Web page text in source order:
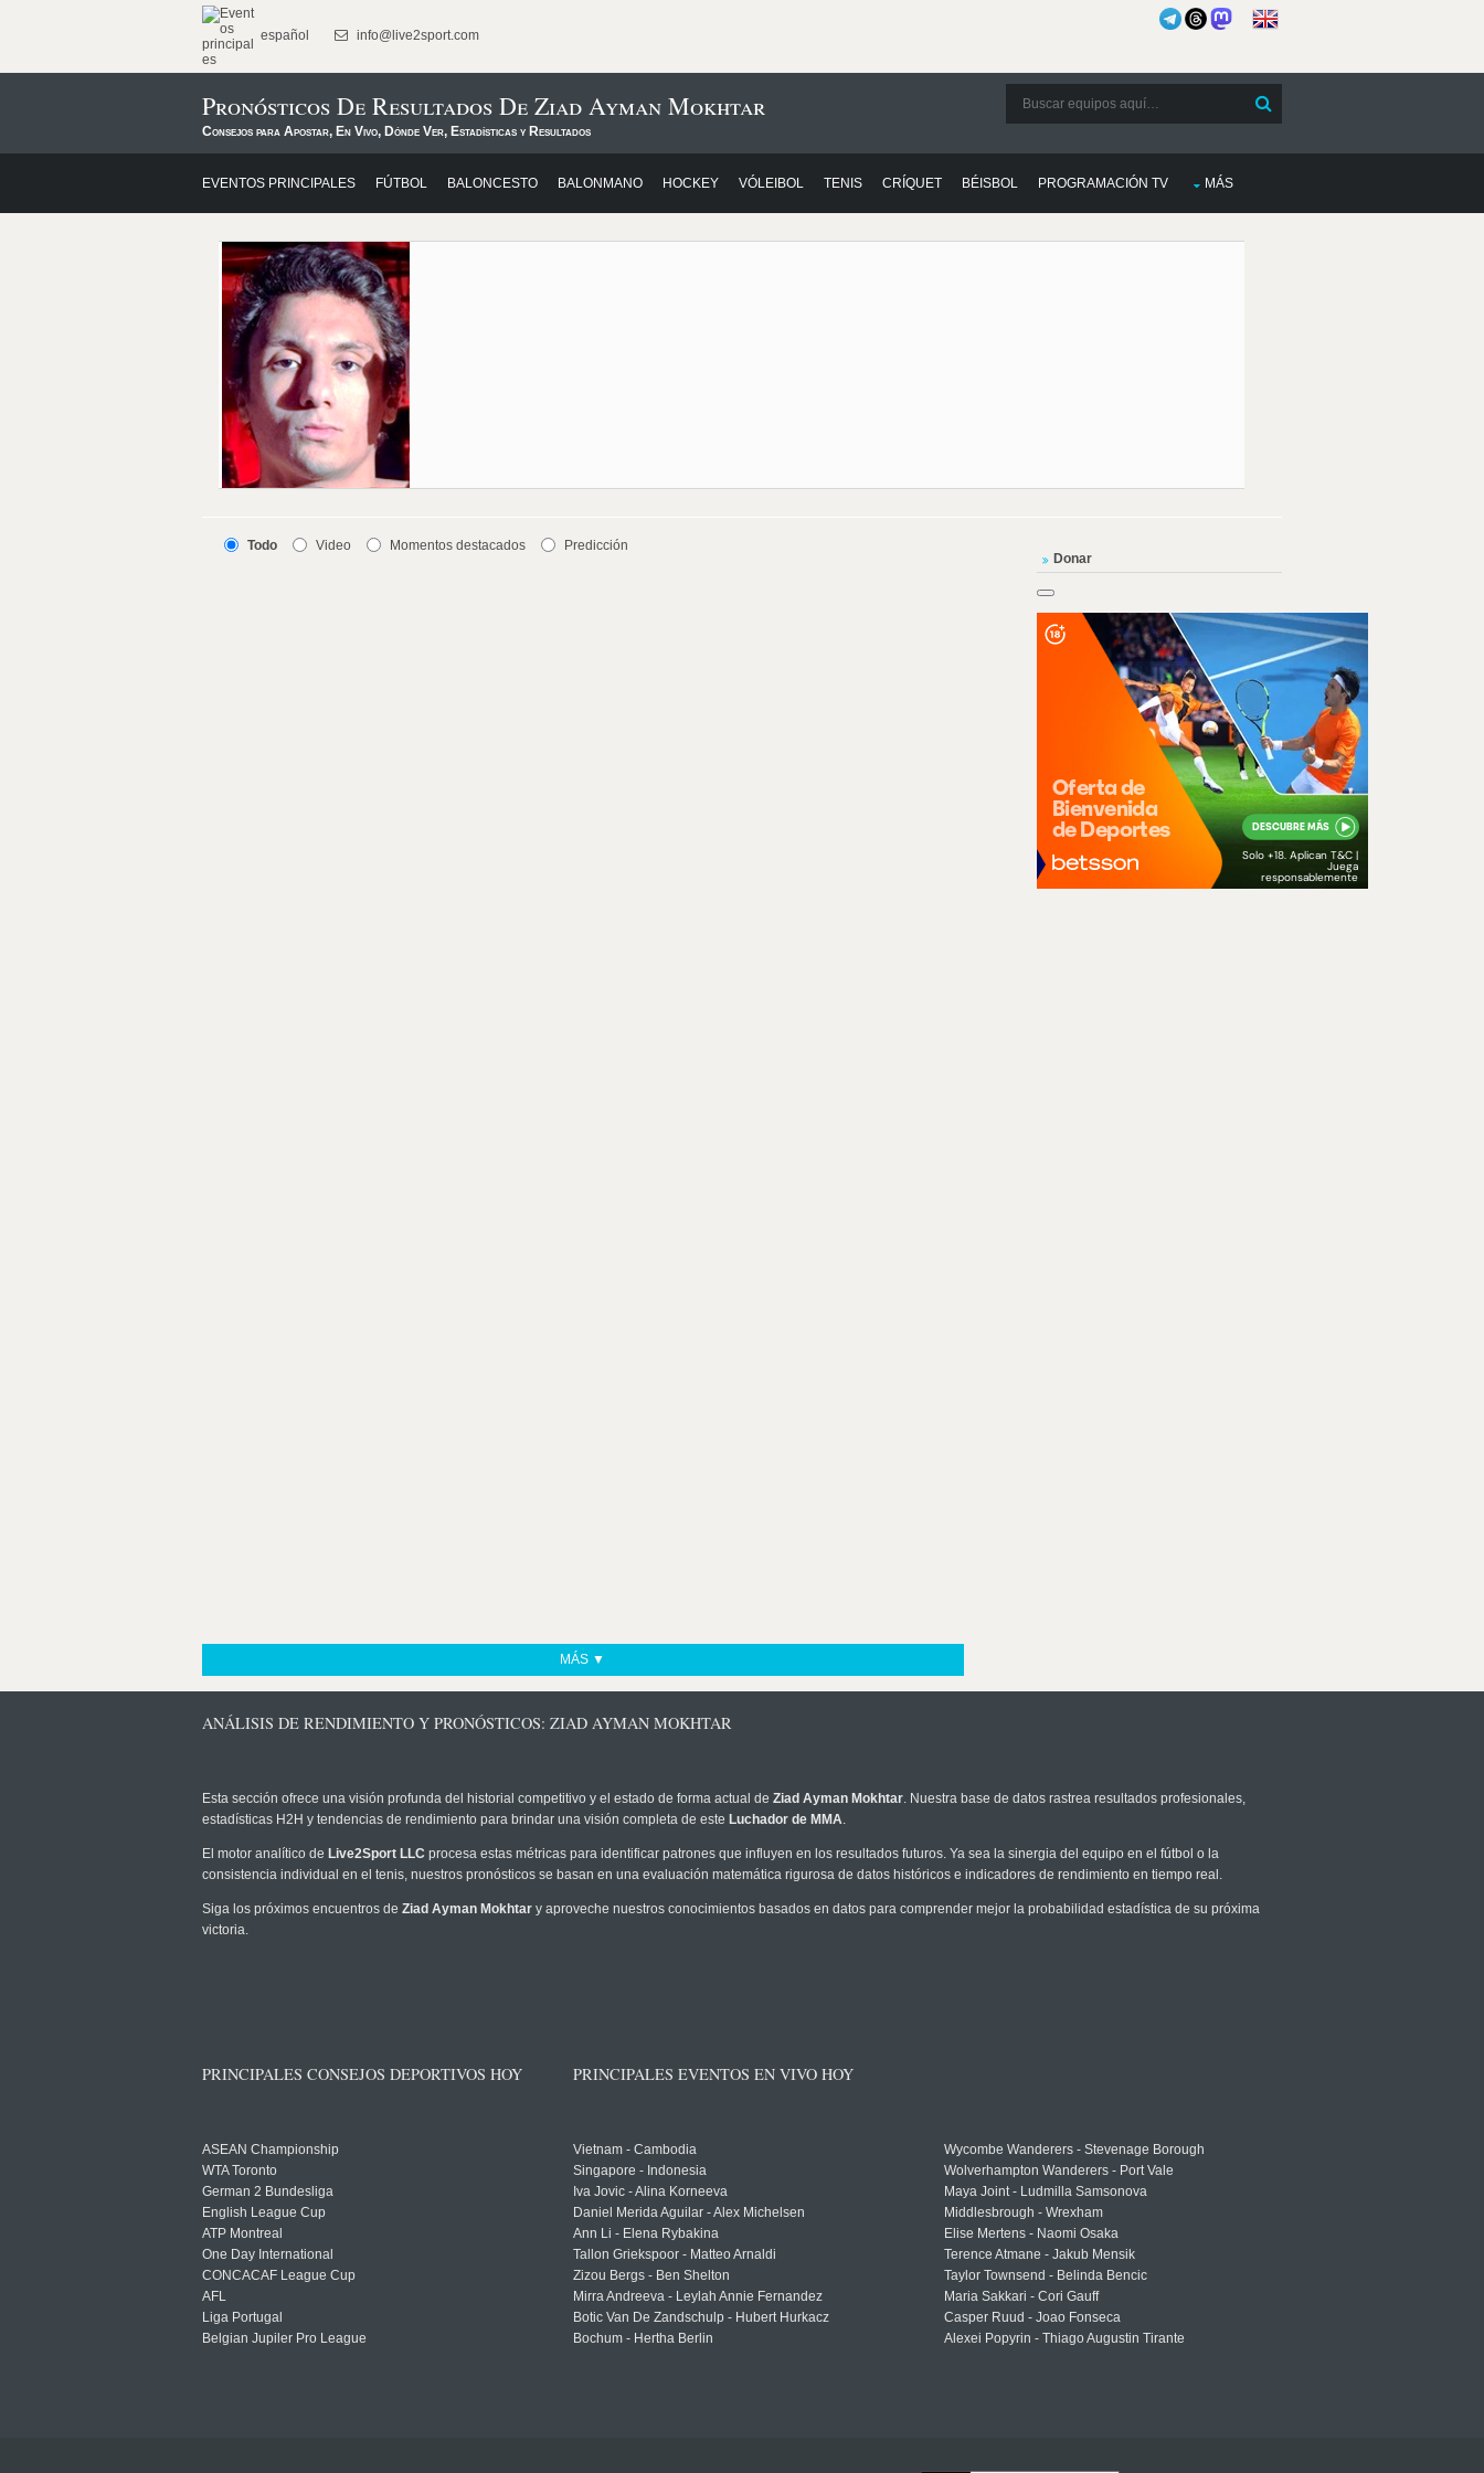
español info@live2sport.com
Pronósticos De Resultados De Ziad Ayman Mokhtar
Consejos para Apostar, En Vivo, Dónde Ver, Estadísticas y Resultados
EVENTOS PRINCIPALES FÚTBOL BALONCESTO BALONMANO HOCKEY VÓLEIBOL TENIS CRÍQUET BÉISBOL PROGRAMACIÓN TV MÁS
Todo Video Momentos destacados Predicción
MÁS ▼
Donar
ANÁLISIS DE RENDIMIENTO Y PRONÓSTICOS: ZIAD AYMAN MOKHTAR
Esta sección ofrece una visión profunda del historial competitivo y el estado de forma actual de Ziad Ayman Mokhtar. Nuestra base de datos rastrea resultados profesionales,
estadísticas H2H y tendencias de rendimiento para brindar una visión completa de este Luchador de MMA.
El motor analítico de Live2Sport LLC procesa estas métricas para identificar patrones que influyen en los resultados futuros. Ya sea la sinergia del equipo en el fútbol o la
consistencia individual en el tenis, nuestros pronósticos se basan en una evaluación matemática rigurosa de datos históricos e indicadores de rendimiento en tiempo real.
Siga los próximos encuentros de Ziad Ayman Mokhtar y aproveche nuestros conocimientos basados en datos para comprender mejor la probabilidad estadística de su próxima
victoria.
PRINCIPALES CONSEJOS DEPORTIVOS HOY
ASEAN Championship
WTA Toronto
German 2 Bundesliga
English League Cup
ATP Montreal
One Day International
CONCACAF League Cup
AFL
Liga Portugal
Belgian Jupiler Pro League
PRINCIPALES EVENTOS EN VIVO HOY
Vietnam - Cambodia
Singapore - Indonesia
Iva Jovic - Alina Korneeva
Daniel Merida Aguilar - Alex Michelsen
Ann Li - Elena Rybakina
Tallon Griekspoor - Matteo Arnaldi
Zizou Bergs - Ben Shelton
Mirra Andreeva - Leylah Annie Fernandez
Botic Van De Zandschulp - Hubert Hurkacz
Bochum - Hertha Berlin
Wycombe Wanderers - Stevenage Borough
Wolverhampton Wanderers - Port Vale
Maya Joint - Ludmilla Samsonova
Middlesbrough - Wrexham
Elise Mertens - Naomi Osaka
Terence Atmane - Jakub Mensik
Taylor Townsend - Belinda Bencic
Maria Sakkari - Cori Gauff
Casper Ruud - Joao Fonseca
Alexei Popyrin - Thiago Augustin Tirante